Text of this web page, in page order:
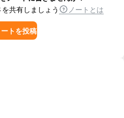
共有しましょう
ノートとは
ートを投稿